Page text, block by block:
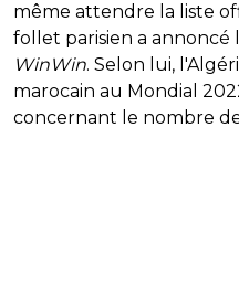
même attendre la liste
follet parisien a
WinWin. Selon lui,
marocain au Mondial
concernant le nombre